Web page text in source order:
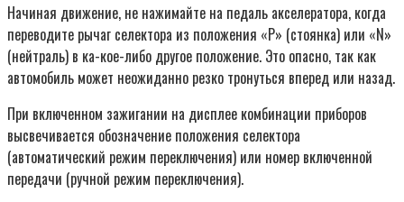
Начиная движение, не нажимайте на педаль акселератора, когда
переводите рычаг селектора из положения «Р» (стоянка) или «N»
(нейтраль) в ка-кое-либо другое положение. Это опасно, так как
автомобиль может неожиданно резко тронуться вперед или назад.
При включенном зажигании на дисплее комбинации приборов
высвечивается обозначение положения селектора
(автоматический режим переключения) или номер включенной
передачи (ручной режим переключения).